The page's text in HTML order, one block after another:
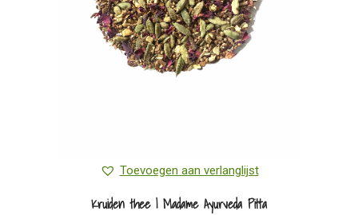
op
de
productpagina
Toevoegen aan verlanglijst
Kruiden thee | Madame Ayurveda Pitta